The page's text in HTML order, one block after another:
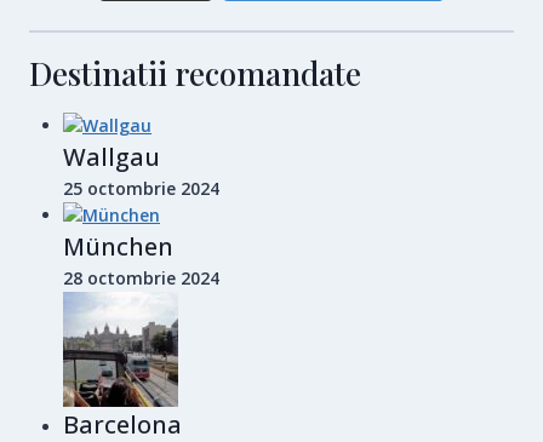
Destinatii recomandate
Wallgau
25 octombrie 2024
München
28 octombrie 2024
Barcelona